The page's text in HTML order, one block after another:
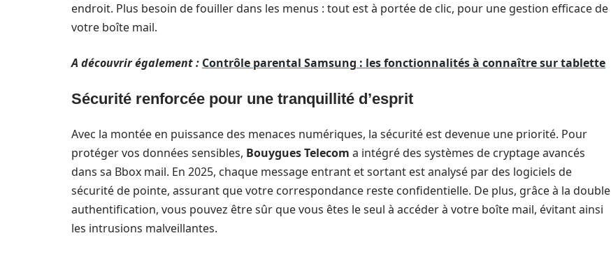
endroit. Plus besoin de fouiller dans les menus : tout est à portée de clic, pour une gestion efficace de
votre boîte mail.
A découvrir également : Contrôle parental Samsung : les fonctionnalités à connaître sur tablette
Sécurité renforcée pour une tranquillité d’esprit
Avec la montée en puissance des menaces numériques, la sécurité est devenue une priorité. Pour
protéger vos données sensibles, Bouygues Telecom a intégré des systèmes de cryptage avancés
dans sa Bbox mail. En 2025, chaque message entrant et sortant est analysé par des logiciels de
sécurité de pointe, assurant que votre correspondance reste confidentielle. De plus, grâce à la double
authentification, vous pouvez être sûr que vous êtes le seul à accéder à votre boîte mail, évitant ainsi
les intrusions malveillantes.